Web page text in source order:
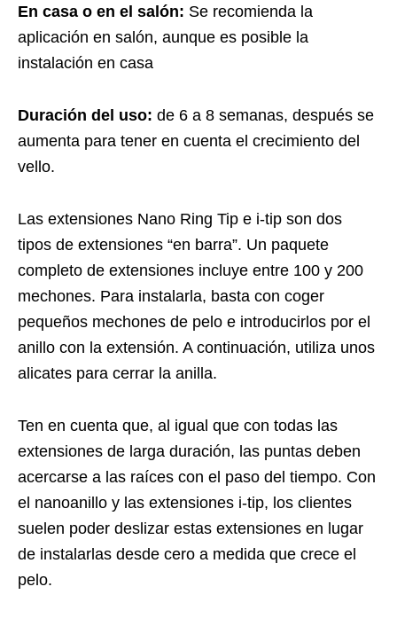
En casa o en el salón: Se recomienda la
aplicación en salón, aunque es posible la
instalación en casa
Duración del uso: de 6 a 8 semanas, después se
aumenta para tener en cuenta el crecimiento del
vello.
Las extensiones Nano Ring Tip e i-tip son dos
tipos de extensiones “en barra”. Un paquete
completo de extensiones incluye entre 100 y 200
mechones. Para instalarla, basta con coger
pequeños mechones de pelo e introducirlos por el
anillo con la extensión. A continuación, utiliza unos
alicates para cerrar la anilla.
Ten en cuenta que, al igual que con todas las
extensiones de larga duración, las puntas deben
acercarse a las raíces con el paso del tiempo. Con
el nanoanillo y las extensiones i-tip, los clientes
suelen poder deslizar estas extensiones en lugar
de instalarlas desde cero a medida que crece el
pelo.